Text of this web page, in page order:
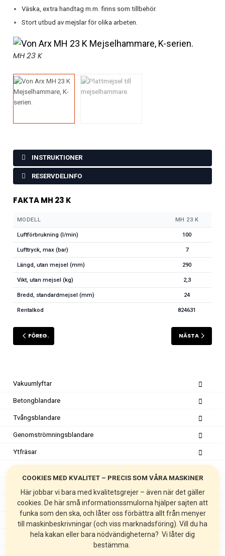
COOKIES MED KVALITET – PRECIS SOM VÅRA MASKINER
Här jobbar vi bara med kvalitetsgrejer – även när det gäller
cookies. De här små informationssmulorna hjälper sajten att
funka som den ska, och låter oss förbättra allt från menyer
till maskinbeskrivningar (och viss marknadsföring). Vill du ha
hela kakan eller bara nödvändigheterna? Vi låter dig
bestämma.
Väska, extra handtag m.m. finns som tillbehör.
Stort utbud av mejslar för olika arbeten.
MH 23 K
INSTRUKTIONER
RESERVDELINFO
FAKTA MH 23 K
MODELL MH 23 K
Luftförbrukning (l/min) 100
Lufttryck, max (bar) 7
Längd, utan mejsel (mm) 290
Vikt, utan mejsel (kg) 2,3
Bredd, standardmejsel (mm) 24
Rentalkod 824631
FÖREG. NÄSTA
Vakuumlyftar
Betongblandare
Tvångsblandare
Genomströmningsblandare
Ytfräsar
Golvslipar
Mattstripprar
Stoftavskiljare